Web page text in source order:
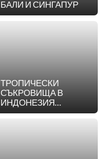
БАЛИ И СИНГАПУР
ТРОПИЧЕСКИ
СЪКРОВИЩА В
ИНДОНЕЗИЯ
ПЪТЕШЕСТВИЕ ПРЕЗ
БАЛИ, УБУД И